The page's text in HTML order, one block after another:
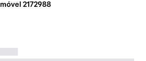
Imóvel 2172988